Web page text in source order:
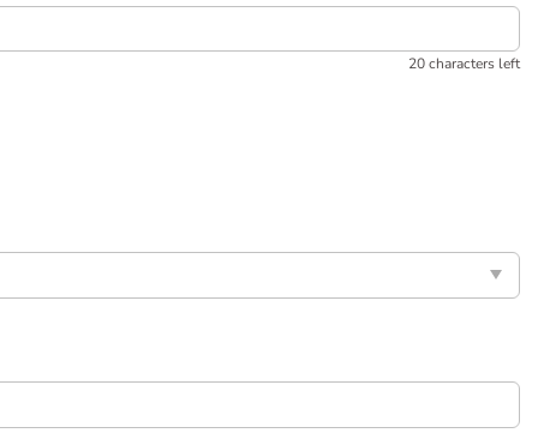
20 characters left